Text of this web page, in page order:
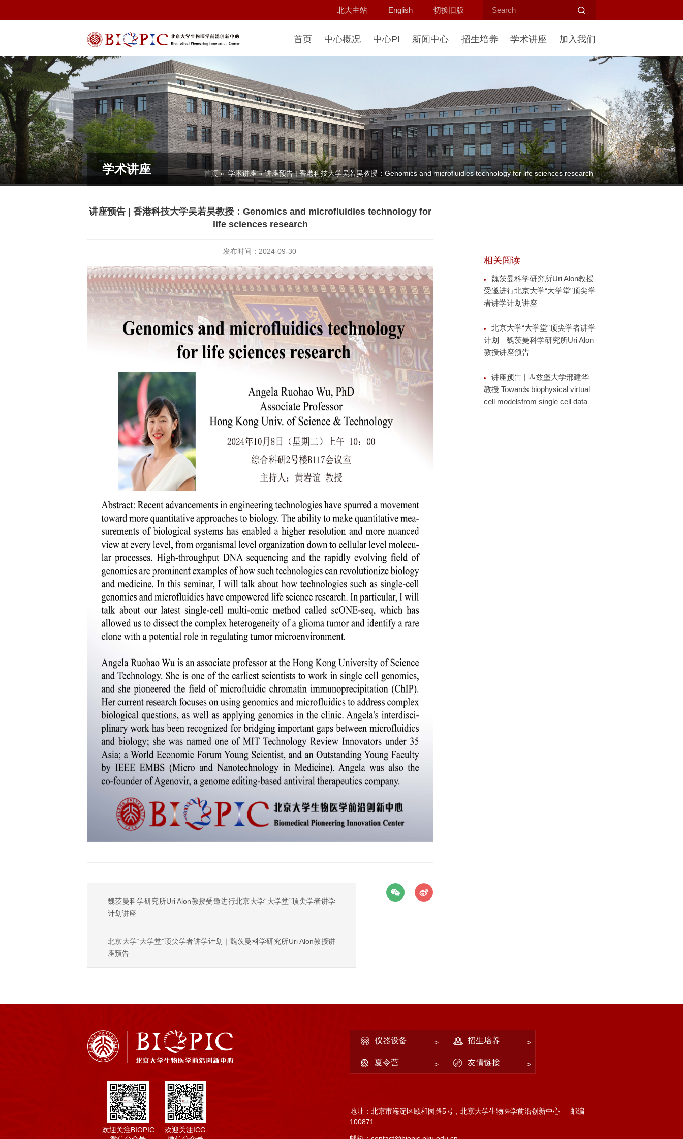
北大主站 English 切换旧版
首页 中心概况 中心PI 新闻中心 招生培养 学术讲座 加入我们
学术讲座 首页 » 学术讲座 » 讲座预告 | 香港科技大学吴若昊教授：Genomics and microfluidies technology for life sciences research
讲座预告 | 香港科技大学吴若昊教授：Genomics and microfluidies technology for
life sciences research
发布时间：2024-09-30
魏茨曼科学研究所Uri Alon教授受邀进行北京大学“大学堂”顶尖学者讲学
计划讲座
北京大学“大学堂”顶尖学者讲学计划｜魏茨曼科学研究所Uri Alon教授讲
座预告
相关阅读
魏茨曼科学研究所Uri Alon教授
受邀进行北京大学“大学堂”顶尖学
者讲学计划讲座
北京大学“大学堂”顶尖学者讲学
计划｜魏茨曼科学研究所Uri Alon
教授讲座预告
讲座预告 | 匹兹堡大学邢建华
教授 Towards biophysical virtual
cell modelsfrom single cell data
欢迎关注BIOPIC
欢迎关注ICG
仪器设备 招生培养
夏令营 友情链接
地址：北京市海淀区颐和园路5号，北京大学生物医学前沿创新中心
邮编
100871